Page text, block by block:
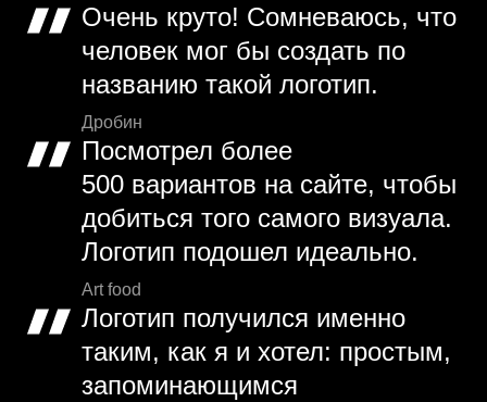
Очень круто! Сомневаюсь, что
человек мог бы создать по
названию такой логотип.
Дробин
Посмотрел более
500 вариантов на сайте, чтобы
добиться того самого визуала.
Логотип подошел идеально.
Art food
Логотип получился именно
таким, как я и хотел: простым,
запоминающимся